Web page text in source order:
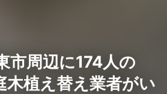
市周辺に174人の
木植え替え業者がい